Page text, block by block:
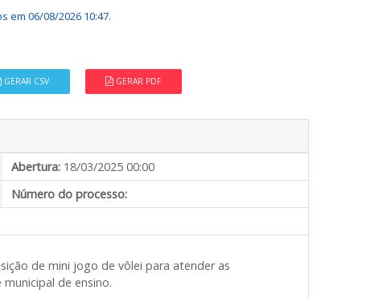
em 06/08/2026 10:47.
GERAR CSV GERAR PDF
Abertura: 18/03/2025 00:00
Número do processo:
de mini jogo de vôlei para atender as
de ensino.